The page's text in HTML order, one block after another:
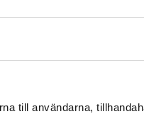
till användarna,
I
Köp